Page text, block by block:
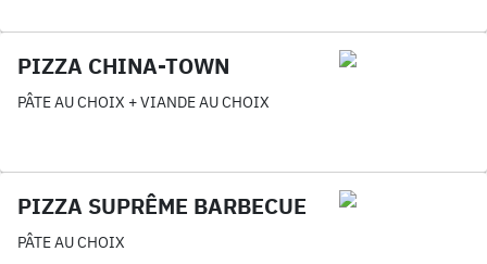
PIZZA CHINA-TOWN
PÂTE AU CHOIX + VIANDE AU CHOIX
PIZZA SUPRÊME BARBECUE
PÂTE AU CHOIX